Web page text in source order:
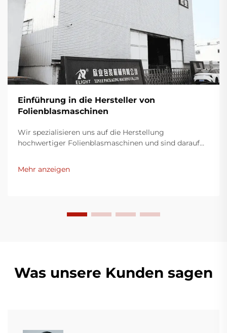
Einführung in die Hersteller von
Folienblasmaschinen
Wir spezialisieren uns auf die Herstellung
hochwertiger Folienblasmaschinen und sind darauf
Kunststoffverpackungsindustrie bereitzustellen.
Unsere Folienblasmaschinen nutzen moderne
Mehr anzeigen
Was unsere Kunden sagen